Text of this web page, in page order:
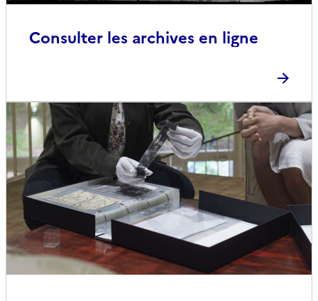
Consulter les archives en ligne